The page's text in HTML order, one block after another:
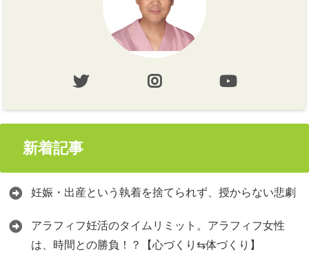
新着記事
妊娠・出産という執着を捨てられず、授からない悲劇
アラフィフ妊活のタイムリミット。アラフィフ女性
は、時間との勝負！？【心づくり⇆体づくり】